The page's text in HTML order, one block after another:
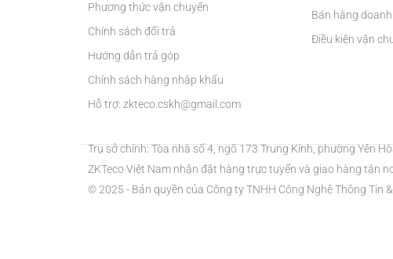
Phương thức vận chuyển
Chính sách đổi trả
Hướng dẫn trả góp
Chính sách hàng nhập khẩu
Hỗ trợ: zkteco.cskh@gmail.com
Bán hàng
Điều kiện vận
Trụ sở chính: Tòa nhà số 4, ngõ 173 Trung Kính, phường Yên
ZKTeco Việt Nam nhận đặt hàng trực tuyến và giao hàng tận
© 2025 - Bản quyền của Công ty TNHH Công Nghệ Thông Tin